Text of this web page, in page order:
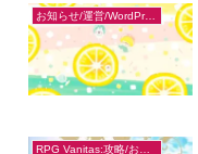
お知らせ/運営/WordPress